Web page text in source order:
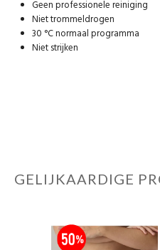
Geen professionele reiniging
Niet trommeldrogen
30 °C normaal programma
Niet strijken
GELIJKAARDIGE